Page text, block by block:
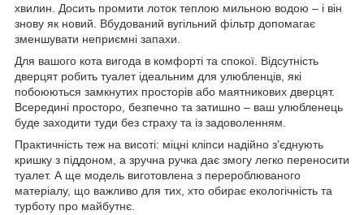
хвилин. Досить промити лоток теплою мильною водою – і він
знову як новий. Вбудований вугільний фільтр допомагає
зменшувати неприємні запахи.
Для вашого кота вигода в комфорті та спокої. Відсутність
дверцят робить туалет ідеальним для улюбленців, які
побоюються замкнутих просторів або маятникових дверцят.
Всередині просторо, безпечно та затишно – ваш улюбленець
буде заходити туди без страху та із задоволенням.
Практичність теж на висоті: міцні кліпси надійно з’єднують
кришку з піддоном, а зручна ручка дає змогу легко переносити
туалет. А ще модель виготовлена з перероблюваного
матеріалу, що важливо для тих, хто обирає екологічність та
турботу про майбутнє.